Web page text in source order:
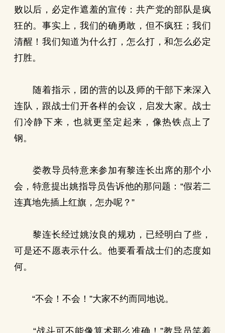
败以后，必定作遮羞的宣传：共产党的部队是疯
狂的。事实上，我们的确勇敢，但不疯狂；我们
清醒！我们知道为什么打，怎么打，和怎么必定
打胜。
随着指示，团的营的以及师的干部下来深入
连队，跟战士们开各样的会议，启发大家。战士
们冷静下来，也就更坚定起来，像热铁点上了
钢。
娄教导员特意来参加有黎连长出席的那个小
会，特意提出姚指导员告诉他的那问题：“假若二
连真地先插上红旗，怎办呢？”
黎连长经过姚汝良的规劝，已经明白了些，
可是还不愿表示什么。他要看看战士们的态度如
何。
“不会！不会！”大家不约而同地说。
“战斗可不能像算术那么准确！”教导员笑着